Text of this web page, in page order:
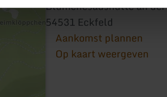
Blümchesaushütte an
54531 Eckfeld
Aankomst plannen
Op kaart weergeven